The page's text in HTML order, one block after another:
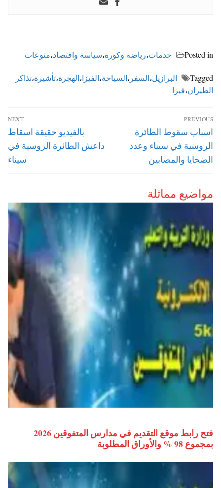
Posted in خدمات،رياضة وكورة،سياسة واقتصاد،منوعات
Tagged البرازيل،السفر ،السياحة،الفيزا،الهجرة،تأشيرة،تذاكر
الطيران،فيزا
تصفّح
المقالات
PREVIOUS
Previous
post:
اسباب سقوط الطائرة
الروسية في سيناء وعدد
الضحايا والمصابين
NEXT
Next
post:
بالفيديو حقيقة اسقاط
داعش الطائرة الروسية في
سيناء
مواضيع مماثلة
فتح رابط موقع التقديم في مدارس المتفوقين 2026
بمجموع 98 % والأوراق المطلوبة